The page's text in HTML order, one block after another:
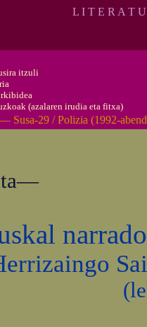
L I T E R A T
itzuli
(azalaren irudia eta fitxa)
— Susa-29 / Polizia (1992-